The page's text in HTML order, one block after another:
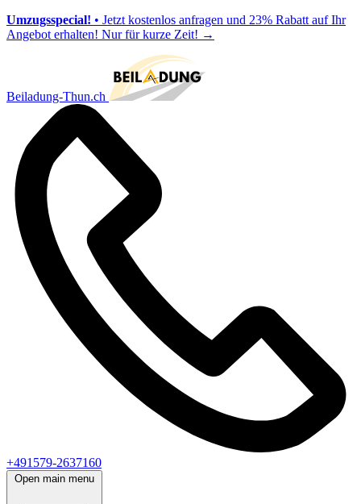
Umzugsspecial! • Jetzt kostenlos anfragen und 23% Rabatt auf Ihr
Angebot erhalten! Nur für kurze Zeit! →
Beiladung-Thun.ch
+491579-2637160
Open main menu